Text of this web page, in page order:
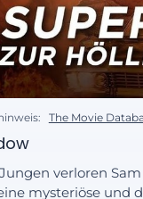
The Movie
verloren
mysteriöse und